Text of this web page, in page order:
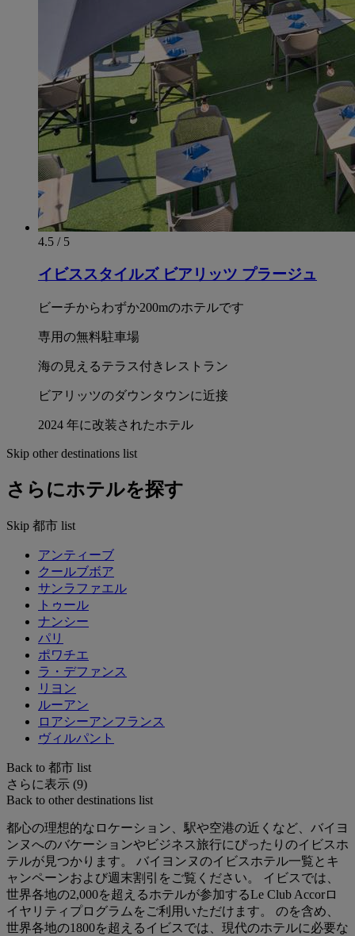
4.5 / 5
イビススタイルズ ビアリッツ プラージュ
ビーチからわずか200mのホテルです
専用の無料駐車場
海の見えるテラス付きレストラン
ビアリッツのダウンタウンに近接
2024 年に改装されたホテル
Skip other destinations list
さらにホテルを探す
Skip 都市 list
アンティーブ
クールブボア
サンラファエル
トゥール
ナンシー
パリ
ポワチエ
ラ・デファンス
リヨン
ルーアン
ロアシーアンフランス
ヴィルパント
Back to 都市 list
さらに表示 (9)
Back to other destinations list
都心の理想的なロケーション、駅や空港の近くなど、バイヨ
ンヌへのバケーションやビジネス旅行にぴったりのイビスホ
テルが見つかります。 バイヨンヌのイビスホテル一覧とキ
ャンペーンおよび週末割引をご覧ください。 イビスでは、
世界各地の2,000を超えるホテルが参加するLe Club Accorロ
イヤリティプログラムをご利用いただけます。 のを含め、
世界各地の1800を超えるイビスでは、現代のホテルに必要な